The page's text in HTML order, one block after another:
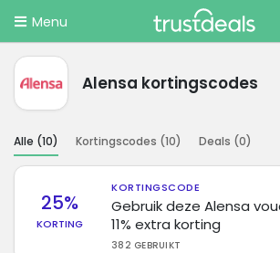
Menu
Alensa kortingscodes
Alle (10) Kortingscodes (10) Deals (0)
25%
KORTING
KORTINGSCODE
Gebruik deze Alensa
11% extra korting
382 GEBRUIKT